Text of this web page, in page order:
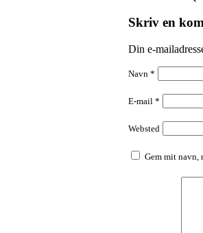
Skriv en
Din e-
Navn *
E-mail *
Websted
Gem mit navn,